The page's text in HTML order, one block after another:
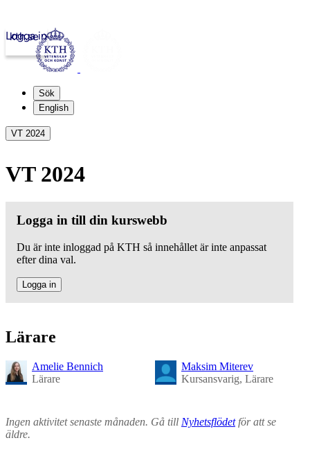
kth.se
Logga in
Sök
English
VT 2024
VT 2024
Logga in till din kurswebb
Du är inte inloggad på KTH så innehållet är inte anpassat
efter dina val.
Logga in
Lärare
Amelie Bennich
Lärare
Maksim Miterev
Kursansvarig, Lärare
Ingen aktivitet senaste månaden. Gå till Nyhetsflödetför att se
äldre.